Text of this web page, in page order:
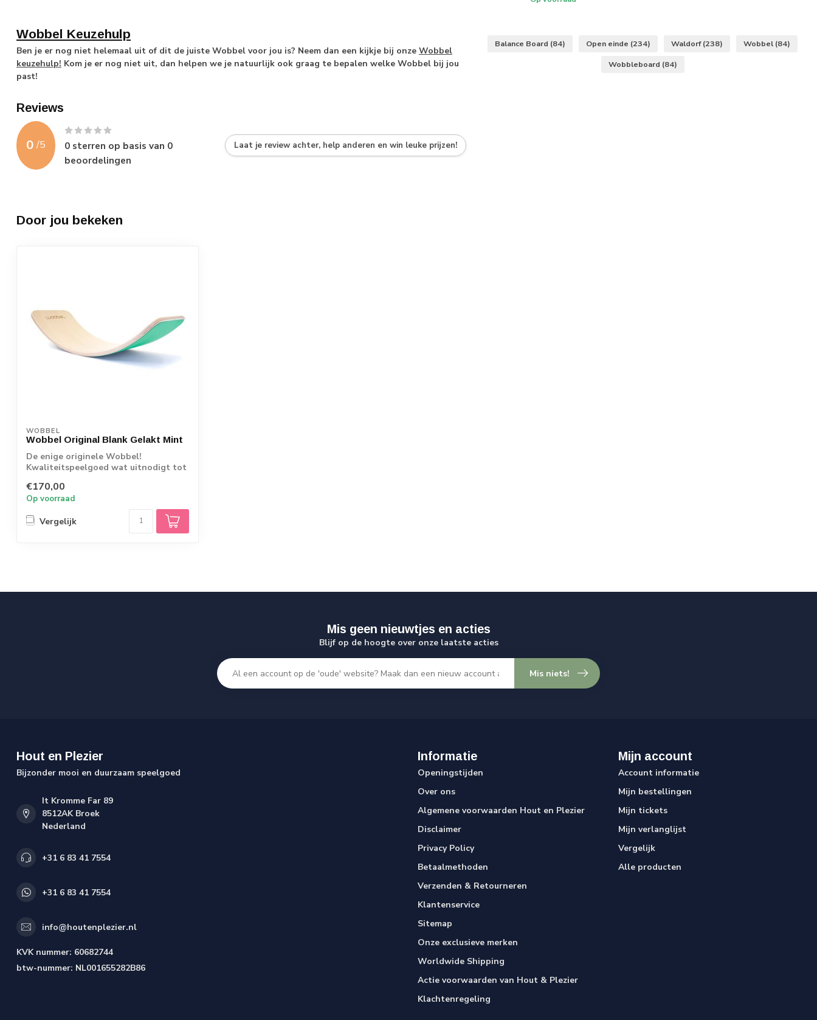
Wobbel Keuzehulp
Ben je er nog niet helemaal uit of dit de juiste Wobbel voor jou is? Neem dan een kijkje bij onze Wobbel
keuzehulp! Kom je er nog niet uit, dan helpen we je natuurlijk ook graag te bepalen welke Wobbel bij jou
past!
Reviews
0 /5 0 sterren op basis van 0
beoordelingen
Laat je review achter, help anderen en win leuke prijzen!
Balance Board (84) Open einde (234) Waldorf(238) Wobbel (84)
Wobbleboard (84)
Door jou bekeken
WOBBEL
Wobbel Original Blank Gelakt Mint
De enige originele Wobbel!
Kwaliteitspeelgoed wat uitnodigt tot
€170,00
Op voorraad
Vergelijk
Mis geen nieuwtjes en acties
Blijf op de hoogte over onze laatste acties
Mis niets!
Hout en Plezier
Bijzonder mooi en duurzaam speelgoed
It Kromme Far 89
8512AK Broek
Nederland
+31 6 83 41 7554
+31 6 83 41 7554
info@houtenplezier.nl
KVK nummer: 60682744
btw-nummer: NL001655282B86
Informatie
Openingstijden
Over ons
Algemene voorwaarden Hout en Plezier
Disclaimer
Privacy Policy
Betaalmethoden
Verzenden & Retourneren
Klantenservice
Sitemap
Onze exclusieve merken
Worldwide Shipping
Actie voorwaarden van Hout & Plezier
Klachtenregeling
Mijn account
Account informatie
Mijn bestellingen
Mijn tickets
Mijn verlanglijst
Vergelijk
Alle producten